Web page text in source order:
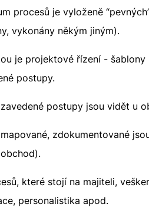
procesů je vyloženě
vykonány někým jiným).
je projektové řízení -
postupy.
postupy jsou vidět u
zdokumentované
které stojí na majiteli,
personalistika apod.